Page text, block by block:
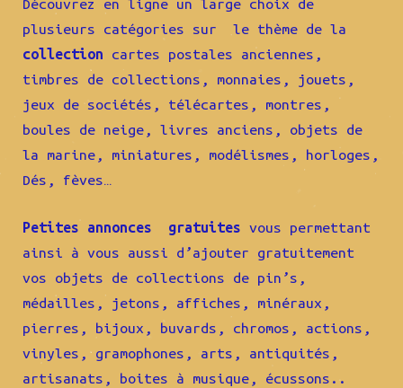
Découvrez en ligne un large choix de
plusieurs catégories sur le thème de la
collection cartes postales anciennes,
timbres de collections, monnaies, jouets,
jeux de sociétés, télécartes, montres,
boules de neige, livres anciens, objets de
la marine, miniatures, modélismes, horloges,
Dés, fèves…
Petites annonces gratuites vous permettant
ainsi à vous aussi d’ajouter gratuitement
vos objets de collections de pin’s,
médailles, jetons, affiches, minéraux,
pierres, bijoux, buvards, chromos, actions,
vinyles, gramophones, arts, antiquités,
artisanats, boites à musique, écussons..